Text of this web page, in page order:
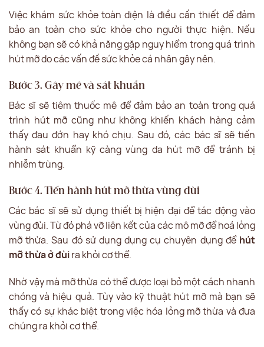
Việc khám sức khỏe toàn diện là điều cần thiết để đảm
bảo an toàn cho sức khỏe cho người thực hiện. Nếu
không bạn sẽ có khả năng gặp nguy hiểm trong quá trình
hút mỡ do các vấn đề sức khỏe cá nhân gây nên.
Bước 3. Gây mê và sát khuẩn
Bác sĩ sẽ tiêm thuốc mê để đảm bảo an toàn trong quá
trình hút mỡ cũng như không khiến khách hàng cảm
thấy đau đớn hay khó chịu. Sau đó, các bác sĩ sẽ tiến
hành sát khuẩn kỹ càng vùng da hút mỡ để tránh bị
nhiễm trùng.
Bước 4. Tiến hành hút mỡ thừa vùng đùi
Các bác sĩ sẽ sử dụng thiết bị hiện đại để tác động vào
vùng đùi. Từ đó phá vỡ liên kết của các mô mỡ để hoá lỏng
mỡ thừa. Sau đó sử dụng dụng cụ chuyên dụng để hút
mỡ thừa ở đùira khỏi cơ thể.
Nhờ vậy mà mỡ thừa có thể được loại bỏ một cách nhanh
chóng và hiệu quả. Tùy vào kỹ thuật hút mỡ mà bạn sẽ
thấy có sự khác biệt trong việc hóa lỏng mỡ thừa và đưa
chúng ra khỏi cơ thể.